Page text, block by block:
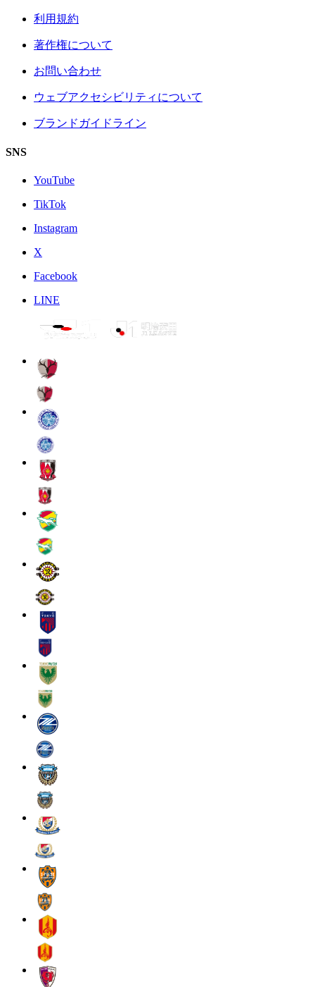
利用規約
著作権について
お問い合わせ
ウェブアクセシビリティについて
ブランドガイドライン
SNS
YouTube
TikTok
Instagram
X
Facebook
LINE